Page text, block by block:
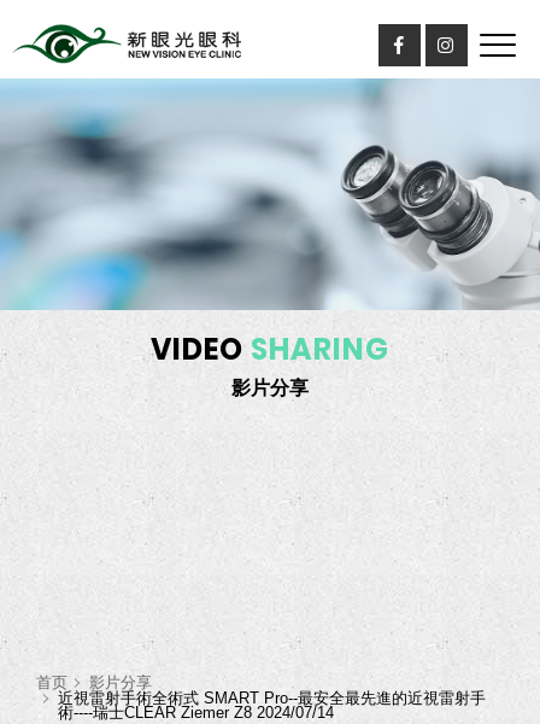
VIDEO SHARING
影片分享
首页
影片分享
近視雷射手術全術式 SMART Pro--最安全最先進的近視雷射手
術----瑞士CLEAR Ziemer Z8 2024/07/14